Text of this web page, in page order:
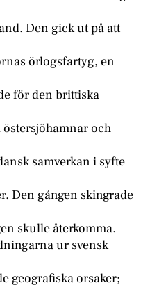
Den gick ut på att
örlogsfartyg, en
för den brittiska
östersjöhamnar och
samverkan i syfte
Den gången skingrade
skulle återkomma.
ur svensk
geografiska orsaker;